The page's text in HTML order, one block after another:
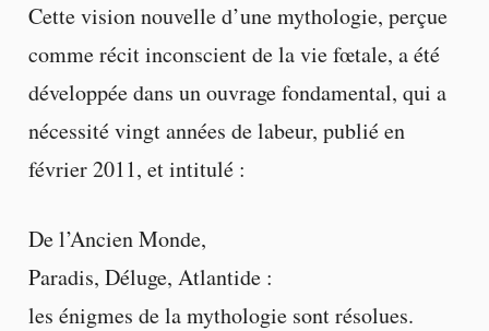
Cette vision nouvelle d’une mythologie, perçue
comme récit inconscient de la vie fœtale, a été
développée dans un ouvrage fondamental, qui a
nécessité vingt années de labeur, publié en
février 2011, et intitulé :
De l’Ancien Monde,
Paradis, Déluge, Atlantide :
les énigmes de la mythologie sont résolues.